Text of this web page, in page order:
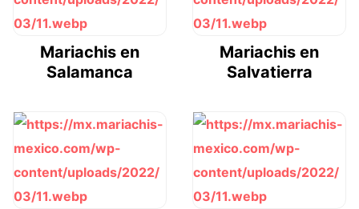
Mariachis en
Salamanca
Mariachis en
Salvatierra